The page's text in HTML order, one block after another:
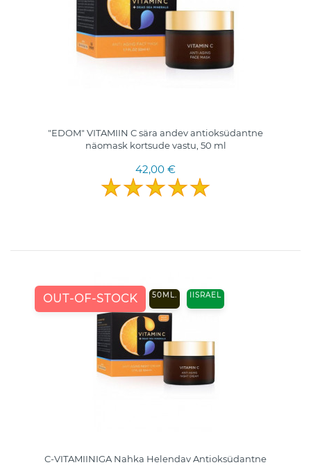
"EDOM" VITAMIIN C sära andev antioksüdantne
näomask kortsude vastu, 50 ml
42,00 €
OUT-OF-STOCK 50ML. IISRAEL
C-VITAMIINIGA Nahka Helendav Antioksüdantne